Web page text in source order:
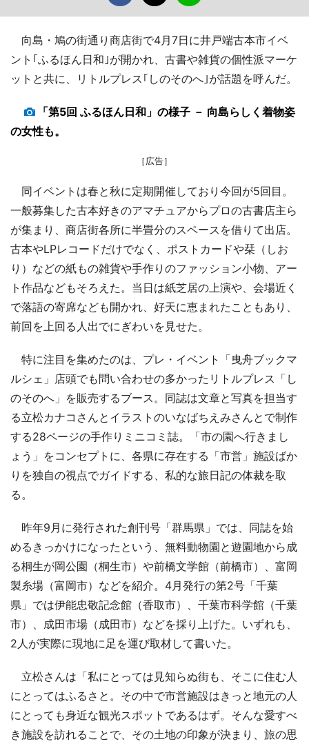
向島・鳩の街通り商店街で4月7日に井戸端古本市イベ
ント｢ふるほん日和｣が開かれ、古書や雑貨の個性派マーケ
ットと共に、リトルプレス｢しのそのへ｣が話題を呼んだ。
「第5回 ふるほん日和」の様子 － 向島らしく着物姿
の女性も。
［広告］
同イベントは春と秋に定期開催しており今回が5回目。
一般募集した古本好きのアマチュアからプロの古書店主ら
が集まり、商店街各所に半畳分のスペースを借りて出店。
古本やLPレコードだけでなく、ポストカードや栞（しお
り）などの紙もの雑貨や手作りのファッション小物、アー
ト作品などもそろえた。当日は紙芝居の上演や、会場近く
で落語の寄席なども開かれ、好天に恵まれたこともあり、
前回を上回る人出でにぎわいを見せた。
特に注目を集めたのは、プレ・イベント「曳舟ブックマ
ルシェ」店頭でも問い合わせの多かったリトルプレス「し
のそのへ」を販売するブース。同誌は文章と写真を担当す
る立松カナコさんとイラストのいなばちえみさんとで制作
する28ページの手作りミニコミ誌。「市の園へ行きまし
ょう」をコンセプトに、各県に存在する「市営」施設ばか
りを独自の視点でガイドする、私的な旅日記の体裁を取
る。
昨年9月に発行された創刊号「群馬県」では、同誌を始
めるきっかけになったという、無料動物園と遊園地から成
る桐生が岡公園（桐生市）や前橋文学館（前橋市）、富岡
製糸場（富岡市）などを紹介。4月発行の第2号「千葉
県」では伊能忠敬記念館（香取市）、千葉市科学館（千葉
市）、成田市場（成田市）などを採り上げた。いずれも、
2人が実際に現地に足を運び取材して書いた。
立松さんは「私にとっては見知らぬ街も、そこに住む人
にとってはふるさと。その中で市営施設はきっと地元の人
にとっても身近な観光スポットであるはず。そんな愛すべ
き施設を訪れることで、その土地の印象が決まり、旅の思